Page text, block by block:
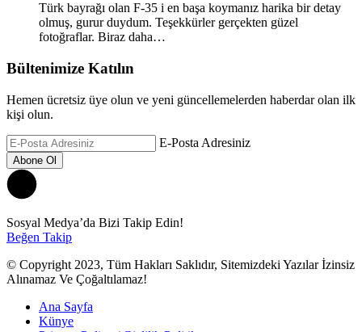
Türk bayrağı olan F-35 i en başa koymanız harika bir detay
olmuş, gurur duydum. Teşekkürler gerçekten güzel
fotoğraflar. Biraz daha…
Bültenimize Katılın
Hemen ücretsiz üye olun ve yeni güncellemelerden haberdar olan ilk
kişi olun.
E-Posta Adresiniz
Sosyal Medya’da Bizi Takip Edin!
Beğen Takip
© Copyright 2023, Tüm Hakları Saklıdır, Sitemizdeki Yazılar İzinsiz
Alınamaz Ve Çoğaltılamaz!
Ana Sayfa
Künye